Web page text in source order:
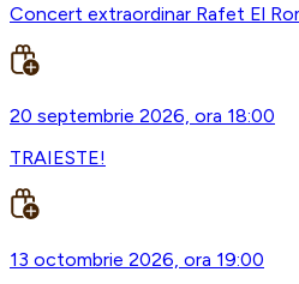
Concert extraordinar Rafet El
20 septembrie 2026, ora 18:00
TRAIESTE!
13 octombrie 2026, ora 19:00